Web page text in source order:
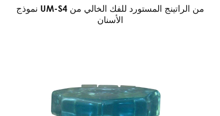
نموذج UM-S4 من الراتينج المستورد للفك الخالي من
الأسنان